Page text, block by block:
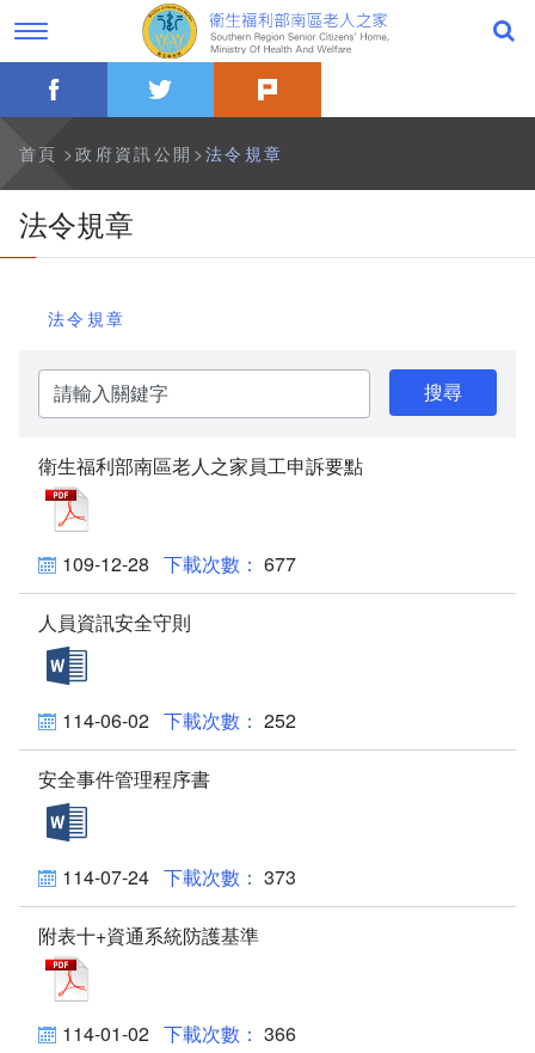
到
主
要
公告事項
最新消息
一般公告
活動訊息
影音專區
關於本家
本家簡介
環境介紹
院區大樓
創心園地
室內環境
首長簡介
服務願景及未來展望
聯絡方式
交通資訊
字
型
切
群
facebook twitter plurk
首頁 政府資訊公開 法令規章
法令規章
法令規章
請
輸
入
鍵
字
衛生福利部南區老人之家員工申訴要點
109-12-28 677
人員資訊安全守則
114-06-02 252
安全事件管理程序書
114-07-24 373
附表十+資通系統防護基準
114-01-02 366